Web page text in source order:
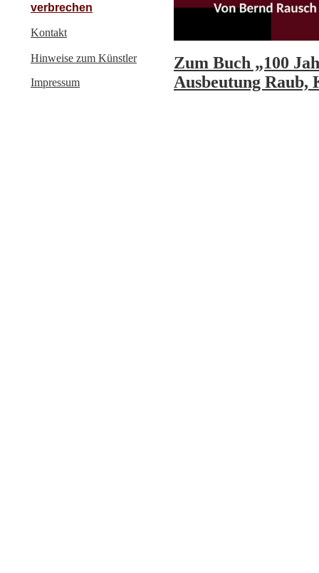
verbrechen
Kontakt
Hinweise zum Künstler
Impressum
Zum Buch „100
Ausbeutung Raub,